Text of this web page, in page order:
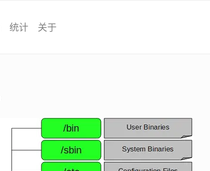
统计 关于